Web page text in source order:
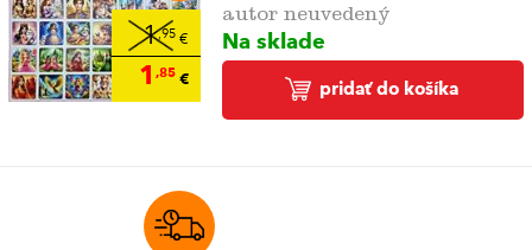
1,95€
1 ,85€
autor neuvedený
Na sklade
pridať do košíka